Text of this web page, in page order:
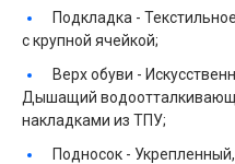
Подкладка -
с крупной ячейкой;
Верх обуви -
Дышащий
накладками из ТПУ;
Подносок -